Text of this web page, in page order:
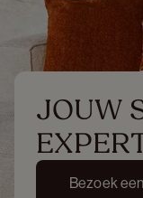
JOUW
Bezoek